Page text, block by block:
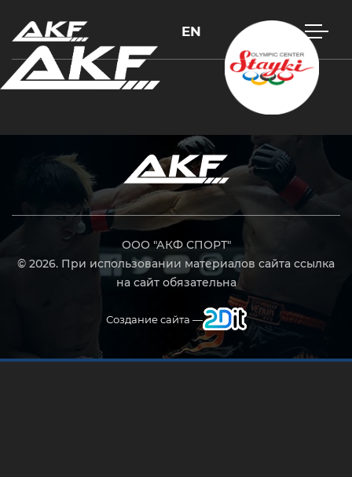
EN
ООО "АКФ СПОРТ"
© 2026. При использовании материалов сайта ссылка
на сайт обязательна
Создание сайта —
Нажмите Enter для поиска или Esc, чтобы закрыть